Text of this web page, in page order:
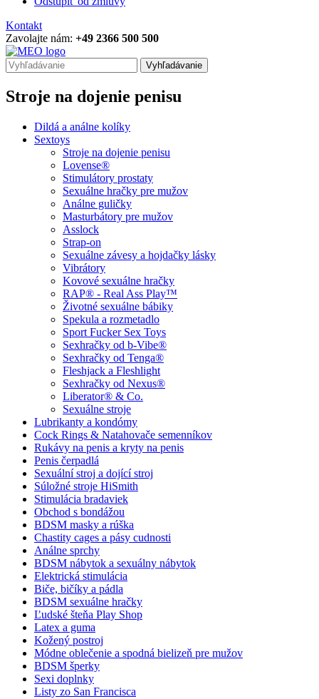
Kontakt
Zavolajte nám: +49 2366 500 500
Vyhľadávanie
Stroje na dojenie penisu
Dildá a análne kolíky
Sextoys
Stroje na dojenie penisu
Lovense®
Stimulátory prostaty
Sexuálne hračky pre mužov
Análne guličky
Masturbátory pre mužov
Asslock
Strap-on
Sexuálne závesy a hojdačky lásky
Vibrátory
Kovové sexuálne hračky
RAP® - Real Ass Play™
Životné sexuálne bábiky
Spekula a rozmetadlo
Sport Fucker Sex Toys
Sexhračky od b-Vibe®
Sexhračky od Tenga®
Fleshjack a Fleshlight
Sexhračky od Nexus®
Liberator® & Co.
Sexuálne stroje
Lubrikanty a kondómy
Cock Rings & Natahovače semenníkov
Rukávy na penis a kryty na penis
Penis čerpadlá
Sexuální stroj a dojící stroj
Súložné stroje HiSmith
Stimulácia bradaviek
Obchod s bondážou
BDSM masky a rúška
Chastity cages a pásy cudnosti
Análne sprchy
BDSM nábytok a sexuálny nábytok
Elektrická stimulácia
Biče, bičíky a pádla
BDSM sexuálne hračky
Ľudské šteňa Play Shop
Latex a guma
Kožený postroj
Módne oblečenie a spodná bielizeň pre mužov
BDSM šperky
Sexi doplnky
Listy zo San Francisca